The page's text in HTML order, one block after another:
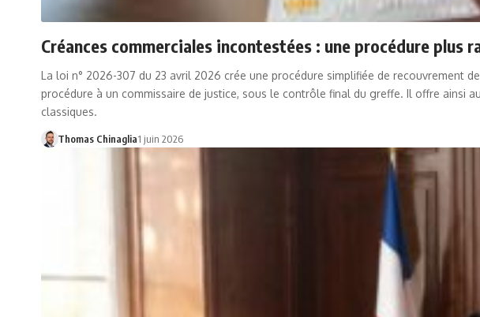
Créances commerciales incontestées : une procédure plus
La loi n° 2026-307 du 23 avril 2026 crée une procédure simplifiée de recouvrement
procédure à un commissaire de justice, sous le contrôle final du greffe. Il offre ainsi
classiques.
Thomas Chinaglia1 juin 2026